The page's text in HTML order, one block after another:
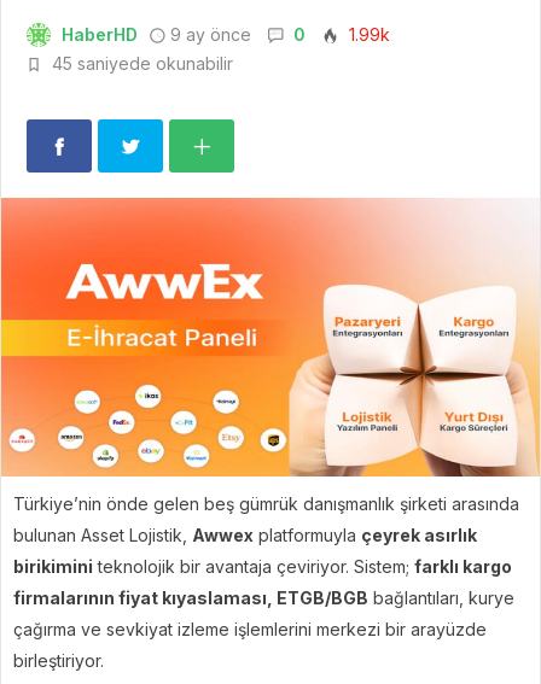
HaberHD 9 ay önce 0
1.99k
45 saniyede okunabilir
Türkiye’nin önde gelen beş gümrük danışmanlık şirketi arasında
bulunan Asset Lojistik, Awwex platformuyla çeyrek asırlık
birikimini teknolojik bir avantaja çeviriyor. Sistem; farklı kargo
firmalarının fiyat kıyaslaması, ETGB/BGB bağlantıları, kurye
çağırma ve sevkiyat izleme işlemlerini merkezi bir arayüzde
birleştiriyor.